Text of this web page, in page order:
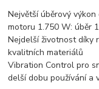
Největší úběrový
motoru 1.750 W: úběr
Nejdelší životnost díky
kvalitních materiálů
Vibration Control pro
delší dobu používání a